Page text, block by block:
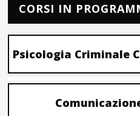
CORSI IN
Psicologia Criminale